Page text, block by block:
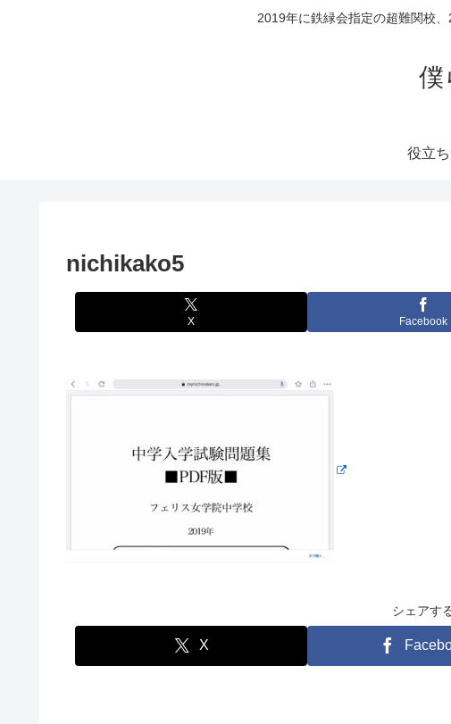
2019年に鉄緑会指定の超難関校
僕
役立
nichikako5
X Facebook
シェアす
X